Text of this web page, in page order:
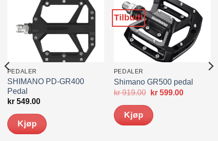
PEDALER
SHIMANO PD-GR400
Pedal
kr549.00
Kjøp
Tilbud!
PEDALER
Shimano GR500 pedal
kr919.00
Opprinnelig
var:
kr 919.00.
kr599.00
Kjøp